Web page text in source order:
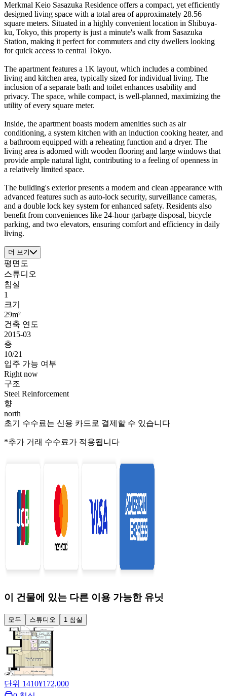
Merkmal Keio Sasazuka Residence offers a compact, yet efficiently
designed living space with a total area of approximately 28.56
square meters. Situated in a highly convenient location in Shibuya-
ku, Tokyo, this property is just a minute's walk from Sasazuka
Station, making it perfect for commuters and city dwellers looking
for quick access to central Tokyo.
The apartment features a 1K layout, which includes a combined
living and kitchen area, typically sized for individual living. The
inclusion of a separate bath and toilet enhances usability and
privacy. The space, while compact, is well-planned, maximizing the
utility of every square meter.
Inside, the apartment boasts modern amenities such as air
conditioning, a system kitchen with an induction cooking heater, and
a bathroom equipped with a reheating function and a dryer. The
living area is adorned with wooden flooring and large windows that
provide ample natural light, contributing to a feeling of openness in
a relatively limited space.
The building's exterior presents a modern and clean appearance with
advanced features such as auto-lock security, surveillance cameras,
and a double lock key system for enhanced safety. Residents also
benefit from conveniences like 24-hour garbage disposal, bicycle
parking, and two elevators, ensuring comfort and efficiency in daily
living.
더 보기
평면도
스튜디오
침실
1
크기
29m²
건축 연도
2015-03
층
10/21
입주 가능 여부
Right now
구조
Steel Reinforcement
향
north
초기 수수료는 신용 카드로 결제할 수 있습니다
*추가 거래 수수료가 적용됩니다
이 건물에 있는 다른 이용 가능한 유닛
모두 스튜디오 1 침실
단위 1410¥172,000